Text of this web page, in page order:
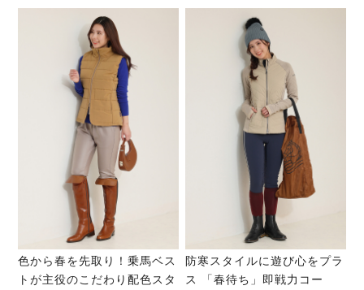
色から春を先取り！乗馬ベス
トが主役のこだわり配色スタ
防寒スタイルに遊び心をプラ
ス 「春待ち」即戦力コー